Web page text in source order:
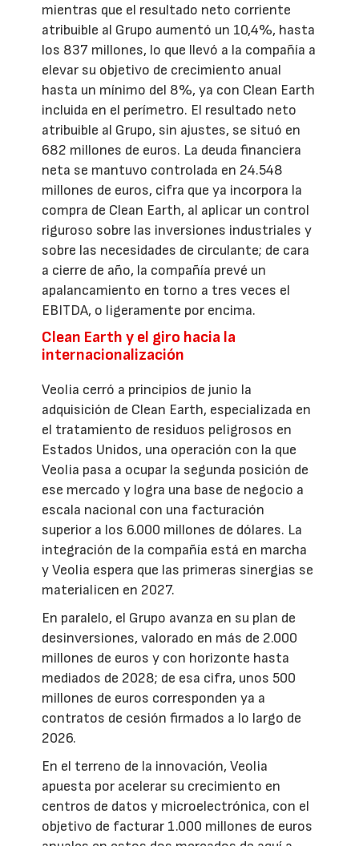
mientras que el resultado neto corriente
atribuible al Grupo aumentó un 10,4%, hasta
los 837 millones, lo que llevó a la compañía a
elevar su objetivo de crecimiento anual
hasta un mínimo del 8%, ya con Clean Earth
incluida en el perímetro. El resultado neto
atribuible al Grupo, sin ajustes, se situó en
682 millones de euros. La deuda financiera
neta se mantuvo controlada en 24.548
millones de euros, cifra que ya incorpora la
compra de Clean Earth, al aplicar un control
riguroso sobre las inversiones industriales y
sobre las necesidades de circulante; de cara
a cierre de año, la compañía prevé un
apalancamiento en torno a tres veces el
EBITDA, o ligeramente por encima.
Clean Earth y el giro hacia la
internacionalización
Veolia cerró a principios de junio la
adquisición de Clean Earth, especializada en
el tratamiento de residuos peligrosos en
Estados Unidos, una operación con la que
Veolia pasa a ocupar la segunda posición de
ese mercado y logra una base de negocio a
escala nacional con una facturación
superior a los 6.000 millones de dólares. La
integración de la compañía está en marcha
y Veolia espera que las primeras sinergias se
materialicen en 2027.
En paralelo, el Grupo avanza en su plan de
desinversiones, valorado en más de 2.000
millones de euros y con horizonte hasta
mediados de 2028; de esa cifra, unos 500
millones de euros corresponden ya a
contratos de cesión firmados a lo largo de
2026.
En el terreno de la innovación, Veolia
apuesta por acelerar su crecimiento en
centros de datos y microelectrónica, con el
objetivo de facturar 1.000 millones de euros